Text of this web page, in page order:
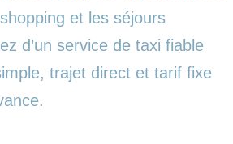
et les séjours
d’un service de taxi fiable
trajet direct et tarif fixe